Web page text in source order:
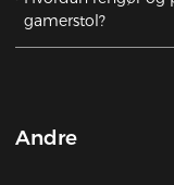
gamerstol?
Andre